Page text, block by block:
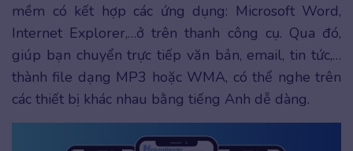
mềm có kết hợp các ứng dụng: Microsoft Word,
Internet Explorer,…ở trên thanh công cụ. Qua đó,
giúp bạn chuyển trực tiếp văn bản, email, tin tức,…
thành file dạng MP3 hoặc WMA, có thể nghe trên
các thiết bị khác nhau bằng tiếng Anh dễ dàng.